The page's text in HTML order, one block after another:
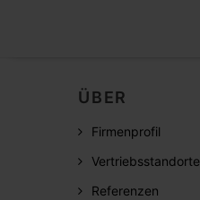
ÜBER
Firmenprofil
Vertriebsstandorte
Referenzen